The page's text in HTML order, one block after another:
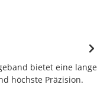
bietet eine lange
höchste Präzision.